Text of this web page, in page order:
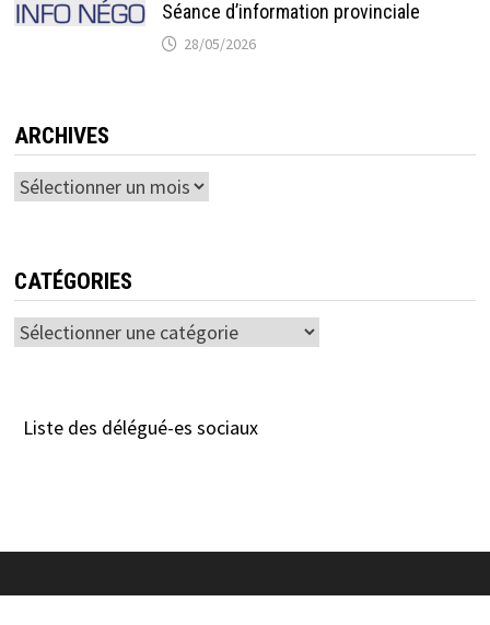
Séance d’information provinciale
28/05/2026
ARCHIVES
Archives
CATÉGORIES
Catégories
Liste des délégué-es sociaux